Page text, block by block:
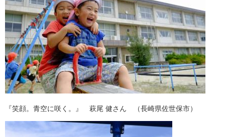
『笑顔。青空に咲く。』 萩尾 健さん （長崎県佐世保市）